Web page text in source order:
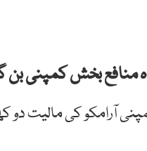
منافع بخش کمپنی بن
آرامکو کی مالیت دو